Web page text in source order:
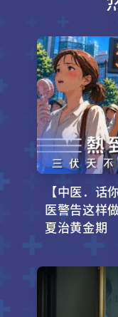
【中医．话
医警告这样
夏治黄金期